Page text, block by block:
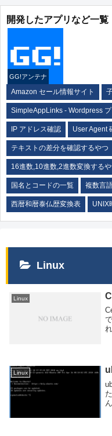
開発したアプリなど一覧
GG!アンテナ
Amazon セール情報サイト
SimpleAppLinks - Wordpress
IP アドレス確認 User Agent
テキストの差分を確認するやつ
16進数,10進数,2進数変換する
国名とコードの一覧 複数言
西暦和暦泰仏歴変換表 UNIX
Linux
Linux
Linux